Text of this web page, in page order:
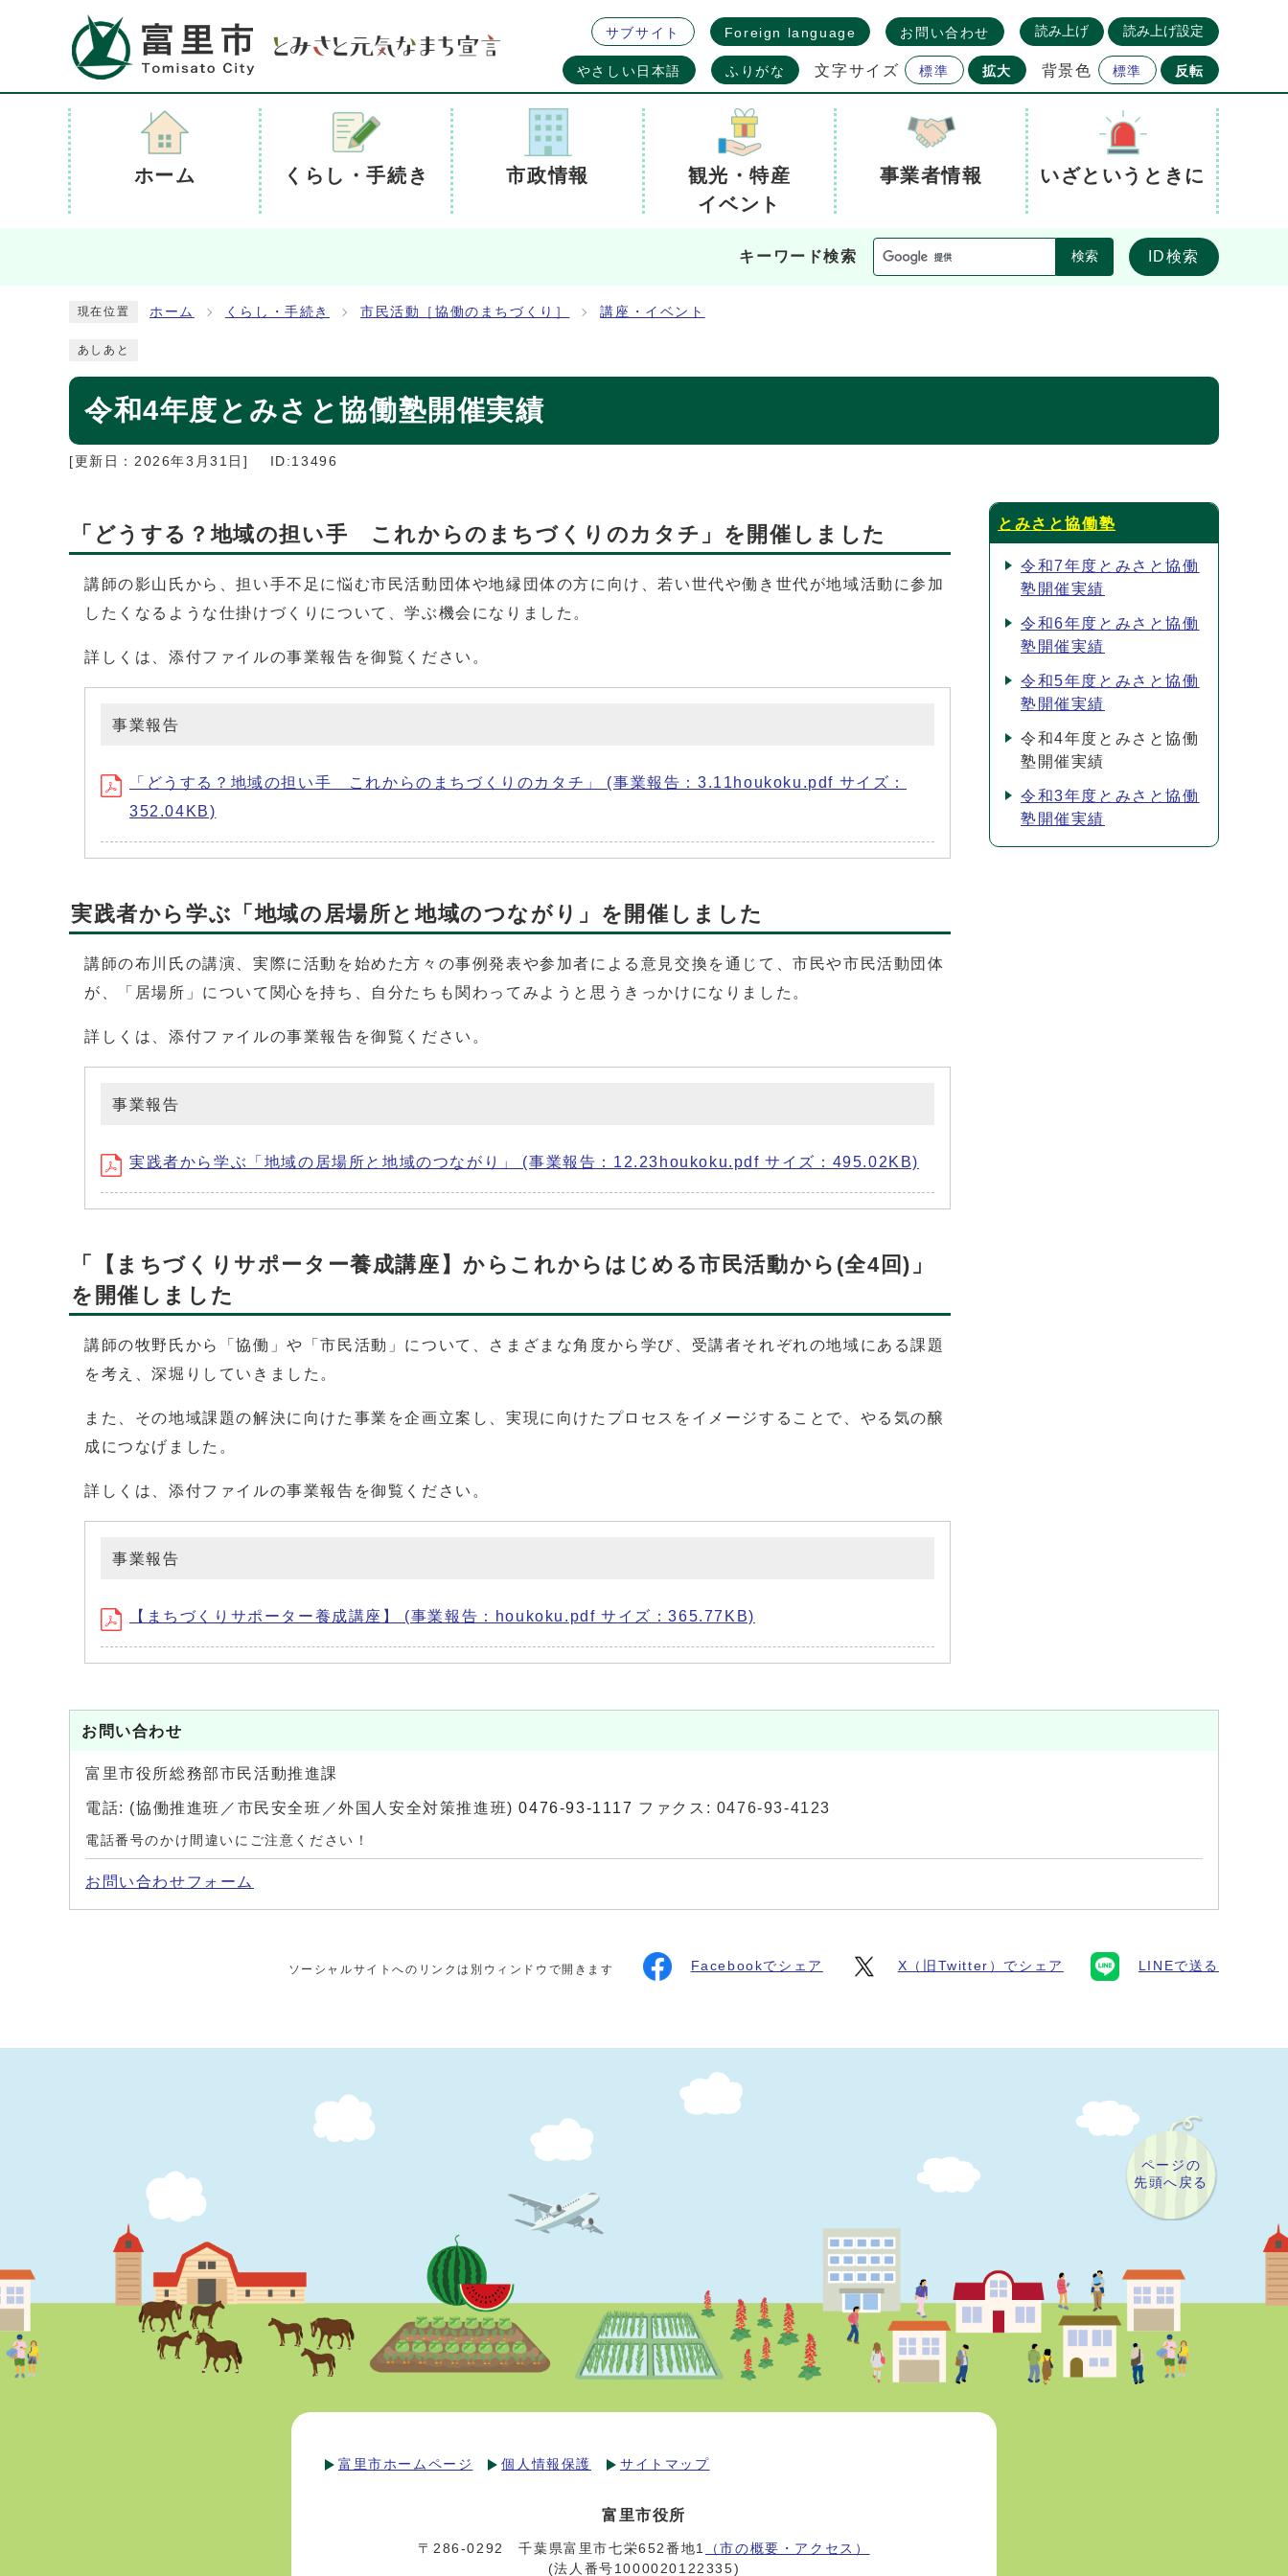
サブサイト Foreign language お問い合わせ 読み上げ 読み上げ設定
やさしい日本語 ふりがな 文字サイズ 標準 拡大 背景色 標準 反転
ホーム くらし・手続き 市政情報
観光・特産
イベント
事業者情報 いざというときに
キーワード検索 検索 ID検索
現在位置 ホーム くらし・手続き 市民活動［協働のまちづくり］ 講座・イベント
あしあと
令和4年度とみさと協働塾開催実績
[更新日： 2026年3月31日 ] ID:13496
「どうする？地域の担い手 これからのまちづくりのカタチ」を開催しました
講師の影山氏から、担い手不足に悩む市民活動団体や地縁団体の方に向け、若い世代や働き世代が地域活動に参加
したくなるような仕掛けづくりについて、学ぶ機会になりました。
詳しくは、添付ファイルの事業報告を御覧ください。
事業報告
「どうする？地域の担い手 これからのまちづくりのカタチ」 (事業報告：3.11houkoku.pdf サイズ：
352.04KB)
実践者から学ぶ「地域の居場所と地域のつながり」を開催しました
講師の布川氏の講演、実際に活動を始めた方々の事例発表や参加者による意見交換を通じて、市民や市民活動団体
が、「居場所」について関心を持ち、自分たちも関わってみようと思うきっかけになりました。
詳しくは、添付ファイルの事業報告を御覧ください。
事業報告
実践者から学ぶ「地域の居場所と地域のつながり」 (事業報告：12.23houkoku.pdf サイズ：495.02KB)
「【まちづくりサポーター養成講座】からこれからはじめる市民活動から(全4回)」
を開催しました
講師の牧野氏から「協働」や「市民活動」について、さまざまな角度から学び、受講者それぞれの地域にある課題
を考え、深堀りしていきました。
また、その地域課題の解決に向けた事業を企画立案し、実現に向けたプロセスをイメージすることで、やる気の醸
成につなげました。
詳しくは、添付ファイルの事業報告を御覧ください。
事業報告
【まちづくりサポーター養成講座】 (事業報告：houkoku.pdf サイズ：365.77KB)
とみさと協働塾
令和7年度とみさと協働
塾開催実績
令和6年度とみさと協働
塾開催実績
令和5年度とみさと協働
塾開催実績
令和4年度とみさと協働
塾開催実績
令和3年度とみさと協働
塾開催実績
お問い合わせ
富里市役所総務部市民活動推進課
電話: (協働推進班／市民安全班／外国人安全対策推進班)0476-93-1117 ファクス: 0476-93-4123
電話番号のかけ間違いにご注意ください！
お問い合わせフォーム
ソーシャルサイトへのリンクは別ウィンドウで開きます Facebookでシェア X（旧Twitter）でシェア LINEで送る
ページの
先頭へ戻る
富里市ホームページ 個人情報保護 サイトマップ
富里市役所
〒286-0292 千葉県富里市七栄652番地1
（市の概要・アクセス）
(法人番号1000020122335)